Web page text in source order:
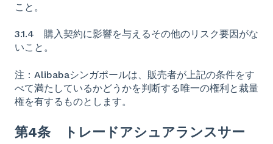
こと。
3.1.4 購入契約に影響を与えるその他のリスク要因がな
いこと。
注：Alibabaシンガポールは、販売者が上記の条件をす
べて満たしているかどうかを判断する唯一の権利と裁量
権を有するものとします。
第4条 トレードアシュアランスサー